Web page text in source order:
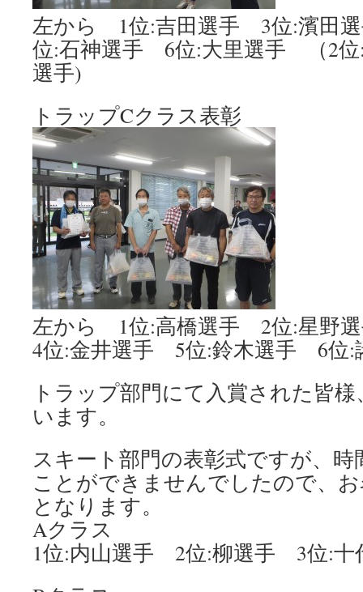
左から 1位:吉田選手 3位:濱田
位:石神選手 6位:大里選手 （2
選手)
トラップCクラス表彰
左から 1位:高橋選手 2位:星野
4位:金井選手 5位:鈴木選手 6位:
トラップ部門にて入賞された皆
います。
スキート部門の表彰式ですが、
ことができませんでしたので、
となります。
Aクラス
1位:内山選手 2位:柳選手 3位:十